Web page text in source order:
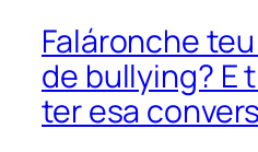
Faláronche
de bullying? E
ter esa